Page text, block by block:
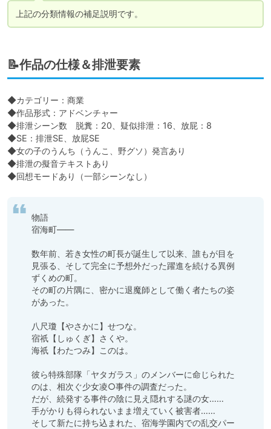
📝作品の仕様＆排泄要素
◆カテゴリー：商業
◆作品形式：アドベンチャー
◆排泄シーン数　脱糞：20、疑似排泄：16、放屁：8
◆SE：排泄SE、放屁SE
◆女の子のうんち（うんこ、野グソ）発言あり
◆排泄の擬音テキストあり
◆回想モードあり（一部シーンなし）
物語
宿海町――
数年前、若き女性の町長が誕生して以来、誰もが目を
見張る、そして完全に予想外だった躍進を続ける異例
ずくめの町。
その町の片隅に、密かに退魔師として働く者たちの姿
があった。
八尺瓊【やさかに】せつな。
宿祇【しゅくぎ】さくや。
海祇【わたつみ】このは。
彼ら特殊部隊「ヤタガラス」のメンバーに命じられた
のは、相次ぐ少女凌○事件の調査だった。
だが、続発する事件の陰に見え隠れする謎の女……
手がかりも得られないまま増えていく被害者……
そして新たに持ち込まれた、宿海学園内での乱交パー